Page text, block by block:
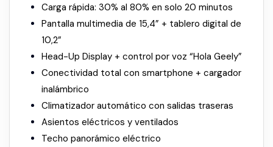
Carga rápida: 30% al 80% en solo 20 minutos
Pantalla multimedia de 15,4” + tablero digital de
10,2”
Head-Up Display + control por voz “Hola Geely”
Conectividad total con smartphone + cargador
inalámbrico
Climatizador automático con salidas traseras
Asientos eléctricos y ventilados
Techo panorámico eléctrico